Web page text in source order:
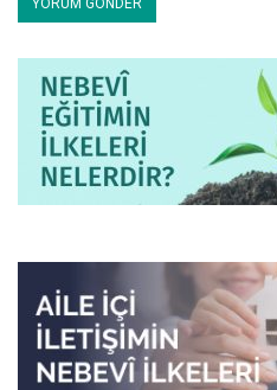
Râgıb, a.g.e., s. 426.
918-919; İbnü’l-Esîr, en-
Ebû Muhammed el-Kaysî,
Taberî, Tefsîr, 30/414 vd;
Şevkânî, Fethu’l-Kadîr, 5/
214.
Buhârî, Rikak 53; Müslim,
Dârimî, Rikak 113; Ahmed
Buhârî, Rikâk 53; Müslim,
Tirmizî, Kıyâme 15;
Cennet 10; Tefsîr-u Sûre
Taberî, Tefsîr, 30/418; İbn